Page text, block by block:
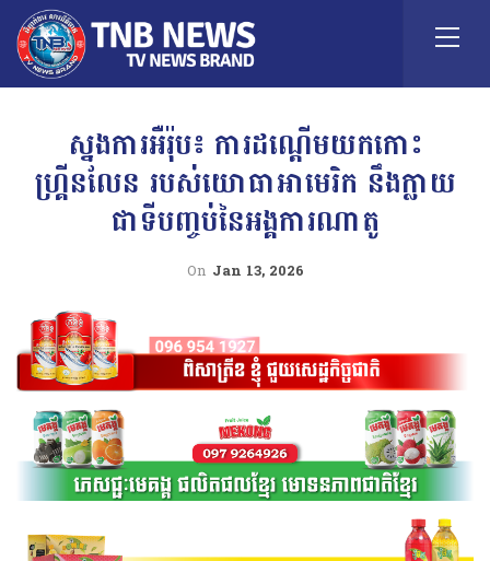
ស្នងការអឺរ៉ុប៖ ការដណ្តើមយកកោះ
ហ្រ្គីនលែន របស់យោធាអាមេរិក នឹងក្លាយ
ជាទីបញ្ចប់នៃអង្គការណាតូ
On Jan 13, 2026